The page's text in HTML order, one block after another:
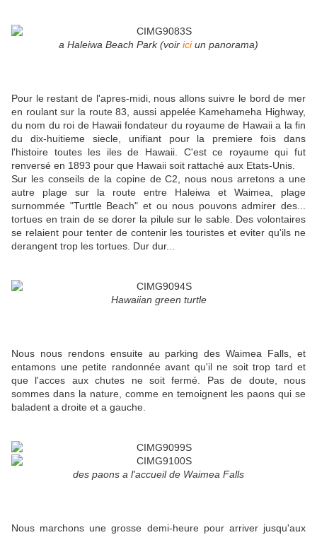
a Haleiwa Beach Park (voir iciun panorama)
Pour le restant de l'apres-midi, nous allons suivre le bord de mer
en roulant sur la route 83, aussi appelée Kamehameha Highway,
du nom du roi de Hawaii fondateur du royaume de Hawaii a la fin
du dix-huitieme siecle, unifiant pour la premiere fois dans
l'histoire toutes les iles de Hawaii. C'est ce royaume qui fut
renversé en 1893 pour que Hawaii soit rattaché aux Etats-Unis.
Sur les conseils de la copine de C2, nous nous arretons a une
autre plage sur la route entre Haleiwa et Waimea, plage
surnommée "Turttle Beach" et ou nous pouvons admirer des...
tortues en train de se dorer la pilule sur le sable. Des volontaires
se relaient pour tenter de contenir les touristes et eviter qu'ils ne
derangent trop les tortues. Dur dur...
Hawaiian green turtle
Nous nous rendons ensuite au parking des Waimea Falls, et
entamons une petite randonnée avant qu'il ne soit trop tard et
que l'acces aux chutes ne soit fermé. Pas de doute, nous
sommes dans la nature, comme en temoignent les paons qui se
baladent a droite et a gauche.
des paons a l'accueil de Waimea Falls
Nous marchons une grosse demi-heure pour arriver jusqu'aux